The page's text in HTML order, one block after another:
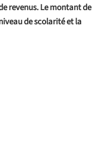
revenus. Le montant de
de scolarité et la